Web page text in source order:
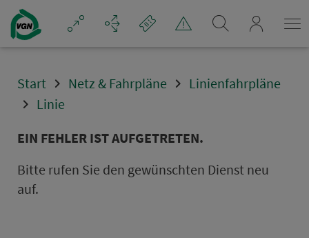
Navigation überspringen
Start Netz & Fahrpläne
Linienfahrpläne
Linie
EIN FEHLER IST AUFGETRETEN.
Bitte rufen Sie den gewünschten Dienst neu
auf.